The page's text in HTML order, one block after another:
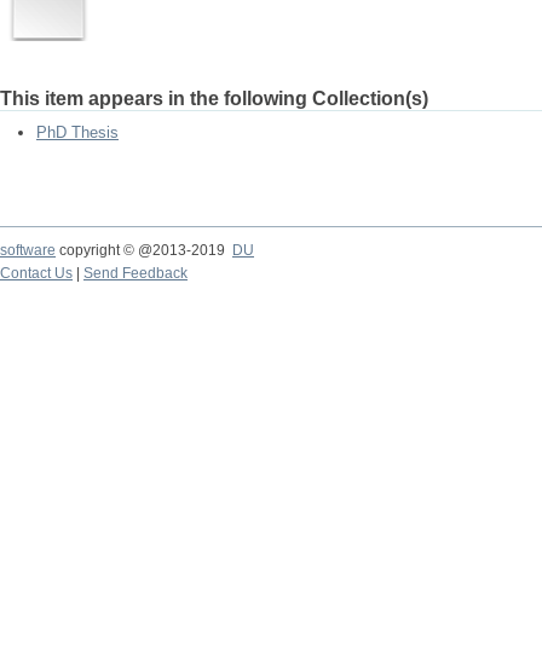
This item appears in the following Collection(s)
PhD Thesis
software copyright © @2013-2019
DU
Contact Us
Send Feedback